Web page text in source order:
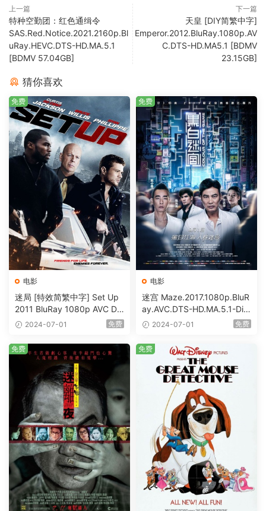
上一篇
特种空勤团：红色通缉令
SAS.Red.Notice.2021.2160p.Bl
uRay.HEVC.DTS-HD.MA.5.1
[BDMV 57.04GB]
下一篇
天皇 [DIY简繁中字]
Emperor.2012.BluRay.1080p.AV
C.DTS-HD.MA5.1 [BDMV
23.15GB]
猜你喜欢
电影
迷局 [特效简繁中字] Set Up
2011 BluRay 1080p AVC DT
S-HD MA5.1-shhaclm@CHD
2024-07-01 免费
免费
电影
迷宫 Maze.2017.1080p.BluR
ay.AVC.DTS-HD.MA.5.1-DiY
@HDHome [BDISO 19.7GB]
2024-07-01 免费
免费
免费 免费